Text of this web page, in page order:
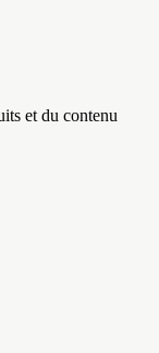
et du contenu